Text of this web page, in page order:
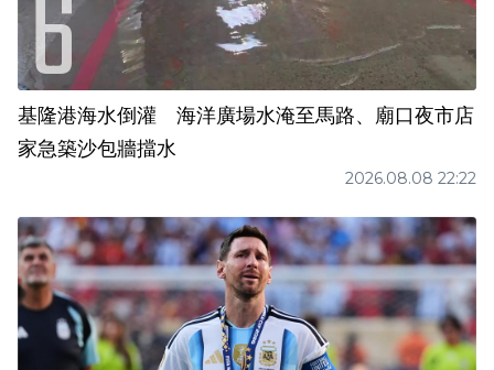
基隆港海水倒灌 海洋廣場水淹至馬路、廟口夜市店
家急築沙包牆擋水
2026.08.08 22:22